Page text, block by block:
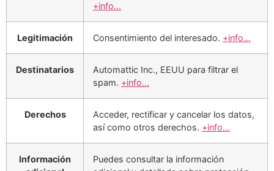
+info...
Legitimación Consentimiento del interesado. +info...
Destinatarios
Automattic Inc., EEUU para filtrar el
spam. +info...
Derechos
Acceder, rectificar y cancelar los datos,
así como otros derechos. +info...
Información
Puedes consultar la información